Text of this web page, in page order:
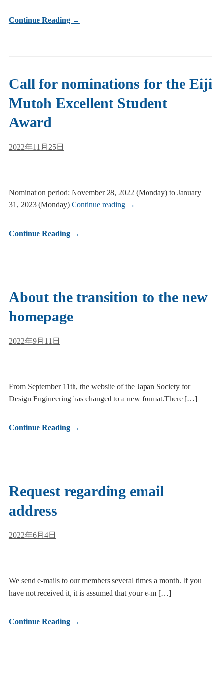
Continue Reading →
Call for nominations for the Eiji
Mutoh Excellent Student
Award
2022年11月25日
Nomination period: November 28, 2022 (Monday) to January
31, 2023 (Monday) Continue reading →
Continue Reading →
About the transition to the new
homepage
2022年9月11日
From September 11th, the website of the Japan Society for
Design Engineering has changed to a new format.There […]
Continue Reading →
Request regarding email
address
2022年6月4日
We send e-mails to our members several times a month. If you
have not received it, it is assumed that your e-m […]
Continue Reading →